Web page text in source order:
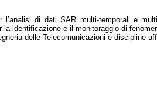
di dati SAR multi-temporali e
identificazione e il monitoraggio di
delle Telecomunicazioni e discipline